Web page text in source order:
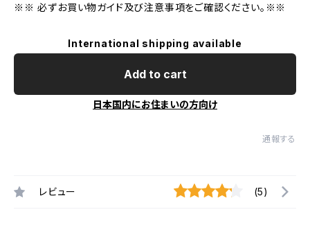
※※ 必ずお買い物ガイド及び注意事項をご確認ください。※※
International shipping available
Add to cart
日本国内にお住まいの方向け
通報する
レビュー (5)